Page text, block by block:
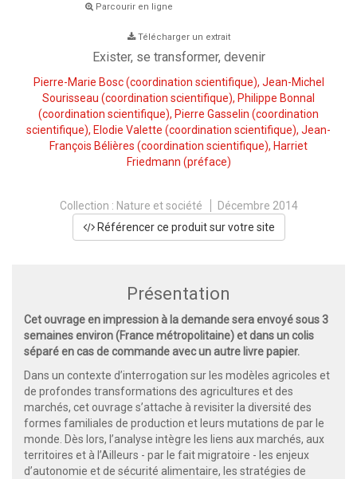
Parcourir en ligne
Télécharger un extrait
Exister, se transformer, devenir
Pierre-Marie Bosc(coordination scientifique), Jean-Michel
Sourisseau (coordination scientifique), Philippe Bonnal
(coordination scientifique), Pierre Gasselin (coordination
scientifique), Elodie Valette (coordination scientifique), Jean-
François Bélières (coordination scientifique), Harriet
Friedmann (préface)
Collection : Nature et société
Décembre 2014
Référencer ce produit sur votre site
Présentation
Cet ouvrage en impression à la demande sera envoyé sous 3
semaines environ (France métropolitaine) et dans un colis
séparé en cas de commande avec un autre livre papier.
Dans un contexte d’interrogation sur les modèles agricoles et
de profondes transformations des agricultures et des
marchés, cet ouvrage s’attache à revisiter la diversité des
formes familiales de production et leurs mutations de par le
monde. Dès lors, l’analyse intègre les liens aux marchés, aux
territoires et à l’Ailleurs - par le fait migratoire - les enjeux
d’autonomie et de sécurité alimentaire, les stratégies de